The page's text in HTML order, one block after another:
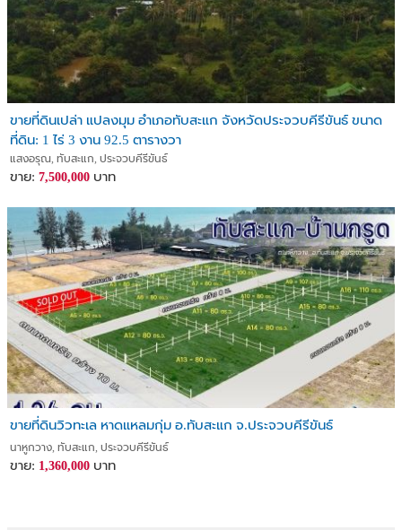
ขายที่ดินเปล่า แปลงมุม อำเภอทับสะแก จังหวัดประจวบคีรีขันธ์ ขนาด
ที่ดิน: 1 ไร่ 3 งาน 92.5 ตารางวา
แสงอรุณ, ทับสะแก, ประจวบคีรีขันธ์
ขาย: 7,500,000 บาท
ขายที่ดินวิวทะเล หาดแหลมกุ่ม อ.ทับสะแก จ.ประจวบคีรีขันธ์
นาหูกวาง, ทับสะแก, ประจวบคีรีขันธ์
ขาย: 1,360,000 บาท